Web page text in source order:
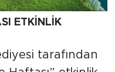
ETKİNLİK
tarafından